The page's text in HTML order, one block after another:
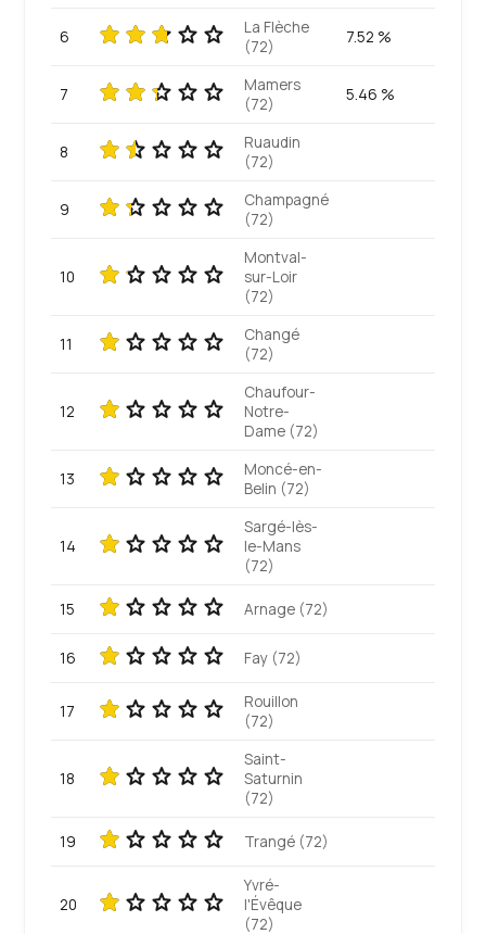
6
La Flèche
(72)
7.52 %
7
Mamers
(72)
5.46 %
8
Ruaudin
(72)
9
Champagné
(72)
10
Montval-
sur-Loir
(72)
11
Changé
(72)
12
Chaufour-
Notre-
Dame (72)
13
Moncé-en-
Belin (72)
14
Sargé-lès-
le-Mans
(72)
15 Arnage (72)
16 Fay (72)
17
Rouillon
(72)
18
Saint-
Saturnin
(72)
19 Trangé (72)
20
Yvré-
l'Évêque
(72)